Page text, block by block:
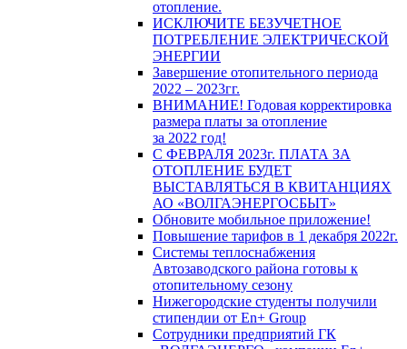
отопление.
ИСКЛЮЧИТЕ БЕЗУЧЕТНОЕ
ПОТРЕБЛЕНИЕ ЭЛЕКТРИЧЕСКОЙ
ЭНЕРГИИ
Завершение отопительного периода
2022 – 2023гг.
ВНИМАНИЕ! Годовая корректировка
размера платы за отопление
за 2022 год!
С ФЕВРАЛЯ 2023г. ПЛАТА ЗА
ОТОПЛЕНИЕ БУДЕТ
ВЫСТАВЛЯТЬСЯ В КВИТАНЦИЯХ
АО «ВОЛГАЭНЕРГОСБЫТ»
Обновите мобильное приложение!
Повышение тарифов в 1 декабря 2022г.
Системы теплоснабжения
Автозаводского района готовы к
отопительному сезону
Нижегородские студенты получили
стипендии от En+ Group
Сотрудники предприятий ГК